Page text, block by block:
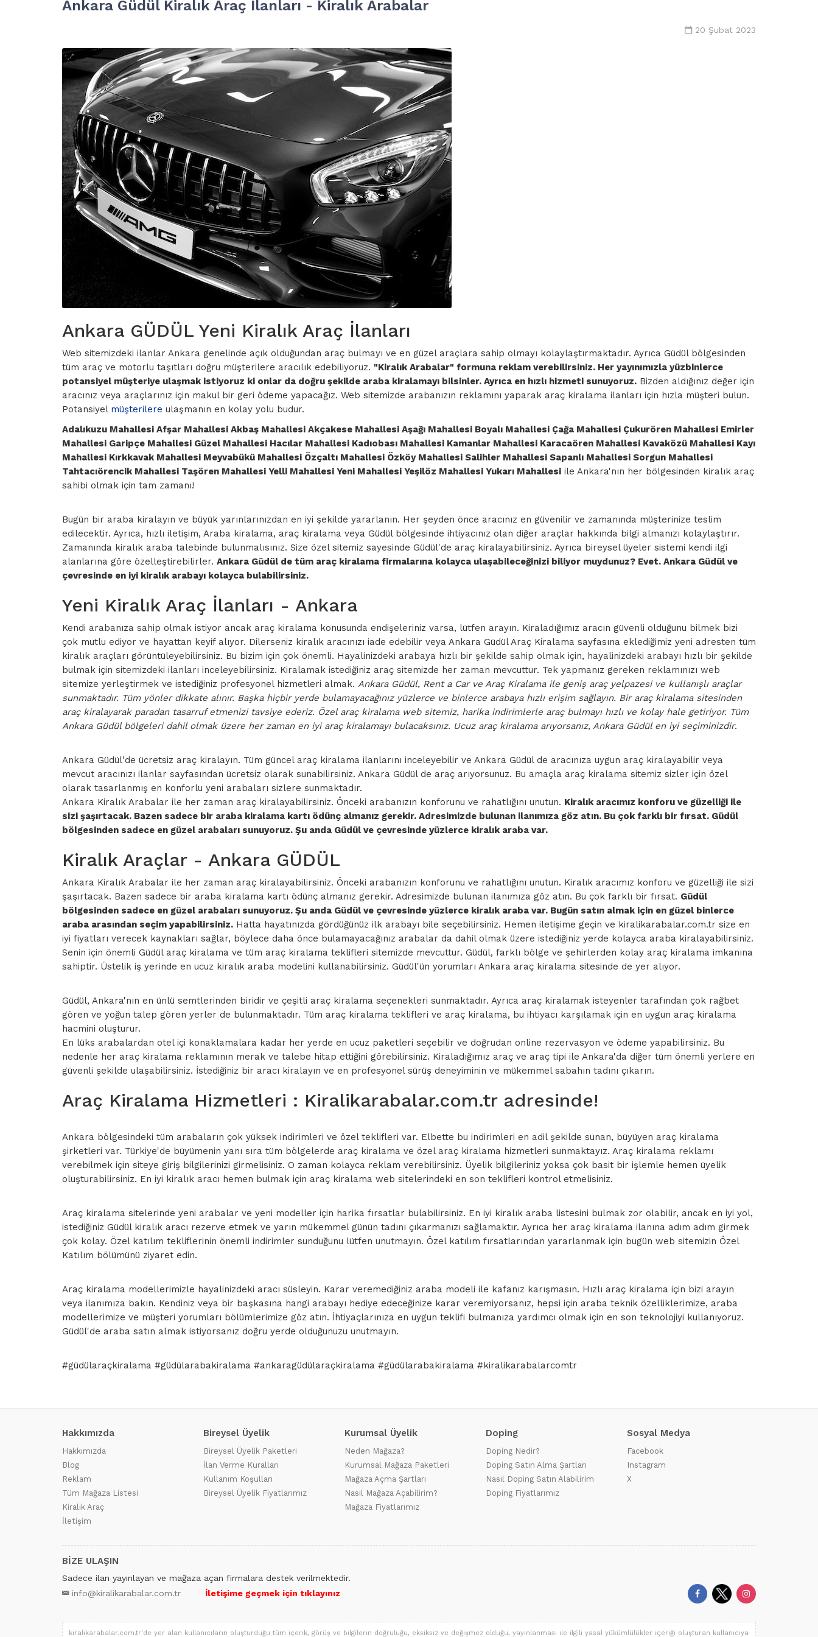
Ankara Güdül Kiralık Araç İlanları - Kiralık Arabalar
20 Şubat 2023
Ankara GÜDÜL Yeni Kiralık Araç İlanları
Web sitemizdeki ilanlar Ankara genelinde açık olduğundan araç bulmayı ve en güzel araçlara sahip olmayı kolaylaştırmaktadır. Ayrıca Güdül bölgesinden
tüm araç ve motorlu taşıtları doğru müşterilere aracılık edebiliyoruz. "Kiralık Arabalar" formuna reklam verebilirsiniz. Her yayınımızla yüzbinlerce
potansiyel müşteriye ulaşmak istiyoruz ki onlar da doğru şekilde araba kiralamayı bilsinler. Ayrıca en hızlı hizmeti sunuyoruz. Bizden aldığınız değer için
aracınız veya araçlarınız için makul bir geri ödeme yapacağız. Web sitemizde arabanızın reklamını yaparak araç kiralama ilanları için hızla müşteri bulun.
Potansiyel müşterilere ulaşmanın en kolay yolu budur.
Adalıkuzu Mahallesi Afşar Mahallesi Akbaş Mahallesi Akçakese Mahallesi Aşağı Mahallesi Boyalı Mahallesi Çağa Mahallesi Çukurören Mahallesi Emirler
Mahallesi Garipçe Mahallesi Güzel Mahallesi Hacılar Mahallesi Kadıobası Mahallesi Kamanlar Mahallesi Karacaören Mahallesi Kavaközü Mahallesi Kayı
Mahallesi Kırkkavak Mahallesi Meyvabükü Mahallesi Özçaltı Mahallesi Özköy Mahallesi Salihler Mahallesi Sapanlı Mahallesi Sorgun Mahallesi
Tahtacıörencik Mahallesi Taşören Mahallesi Yelli Mahallesi Yeni Mahallesi Yeşilöz Mahallesi Yukarı Mahallesi ile Ankara'nın her bölgesinden kiralık araç
sahibi olmak için tam zamanı!
Bugün bir araba kiralayın ve büyük yarınlarınızdan en iyi şekilde yararlanın. Her şeyden önce aracınız en güvenilir ve zamanında müşterinize teslim
edilecektir. Ayrıca, hızlı iletişim, Araba kiralama, araç kiralama veya Güdül bölgesinde ihtiyacınız olan diğer araçlar hakkında bilgi almanızı kolaylaştırır.
Zamanında kiralık araba talebinde bulunmalısınız. Size özel sitemiz sayesinde Güdül'de araç kiralayabilirsiniz. Ayrıca bireysel üyeler sistemi kendi ilgi
alanlarına göre özelleştirebilirler. Ankara Güdül de tüm araç kiralama firmalarına kolayca ulaşabileceğinizi biliyor muydunuz? Evet. Ankara Güdül ve
çevresinde en iyi kiralık arabayı kolayca bulabilirsiniz.
Yeni Kiralık Araç İlanları - Ankara
Kendi arabanıza sahip olmak istiyor ancak araç kiralama konusunda endişeleriniz varsa, lütfen arayın. Kiraladığımız aracın güvenli olduğunu bilmek bizi
çok mutlu ediyor ve hayattan keyif alıyor. Dilerseniz kiralık aracınızı iade edebilir veya Ankara Güdül Araç Kiralama sayfasına eklediğimiz yeni adresten tüm
kiralık araçları görüntüleyebilirsiniz. Bu bizim için çok önemli. Hayalinizdeki arabaya hızlı bir şekilde sahip olmak için, hayalinizdeki arabayı hızlı bir şekilde
bulmak için sitemizdeki ilanları inceleyebilirsiniz. Kiralamak istediğiniz araç sitemizde her zaman mevcuttur. Tek yapmanız gereken reklamınızı web
sitemize yerleştirmek ve istediğiniz profesyonel hizmetleri almak. Ankara Güdül, Rent a Car ve Araç Kiralama ile geniş araç yelpazesi ve kullanışlı araçlar
sunmaktadır. Tüm yönler dikkate alınır. Başka hiçbir yerde bulamayacağınız yüzlerce ve binlerce arabaya hızlı erişim sağlayın. Bir araç kiralama sitesinden
araç kiralayarak paradan tasarruf etmenizi tavsiye ederiz. Özel araç kiralama web sitemiz, harika indirimlerle araç bulmayı hızlı ve kolay hale getiriyor. Tüm
Ankara Güdül bölgeleri dahil olmak üzere her zaman en iyi araç kiralamayı bulacaksınız. Ucuz araç kiralama arıyorsanız, Ankara Güdül en iyi seçiminizdir.
Ankara Güdül'de ücretsiz araç kiralayın. Tüm güncel araç kiralama ilanlarını inceleyebilir ve Ankara Güdül de aracınıza uygun araç kiralayabilir veya
mevcut aracınızı ilanlar sayfasından ücretsiz olarak sunabilirsiniz. Ankara Güdül de araç arıyorsunuz. Bu amaçla araç kiralama sitemiz sizler için özel
olarak tasarlanmış en konforlu yeni arabaları sizlere sunmaktadır.
Ankara Kiralık Arabalar ile her zaman araç kiralayabilirsiniz. Önceki arabanızın konforunu ve rahatlığını unutun. Kiralık aracımız konforu ve güzelliği ile
sizi şaşırtacak. Bazen sadece bir araba kiralama kartı ödünç almanız gerekir. Adresimizde bulunan ilanımıza göz atın. Bu çok farklı bir fırsat. Güdül
bölgesinden sadece en güzel arabaları sunuyoruz. Şu anda Güdül ve çevresinde yüzlerce kiralık araba var.
Kiralık Araçlar - Ankara GÜDÜL
Ankara Kiralık Arabalar ile her zaman araç kiralayabilirsiniz. Önceki arabanızın konforunu ve rahatlığını unutun. Kiralık aracımız konforu ve güzelliği ile sizi
şaşırtacak. Bazen sadece bir araba kiralama kartı ödünç almanız gerekir. Adresimizde bulunan ilanımıza göz atın. Bu çok farklı bir fırsat. Güdül
bölgesinden sadece en güzel arabaları sunuyoruz. Şu anda Güdül ve çevresinde yüzlerce kiralık araba var. Bugün satın almak için en güzel binlerce
araba arasından seçim yapabilirsiniz. Hatta hayatınızda gördüğünüz ilk arabayı bile seçebilirsiniz. Hemen iletişime geçin ve kiralikarabalar.com.tr size en
iyi fiyatları verecek kaynakları sağlar, böylece daha önce bulamayacağınız arabalar da dahil olmak üzere istediğiniz yerde kolayca araba kiralayabilirsiniz.
Senin için önemli Güdül araç kiralama ve tüm araç kiralama teklifleri sitemizde mevcuttur. Güdül, farklı bölge ve şehirlerden kolay araç kiralama imkanına
sahiptir. Üstelik iş yerinde en ucuz kiralık araba modelini kullanabilirsiniz. Güdül'ün yorumları Ankara araç kiralama sitesinde de yer alıyor.
Güdül, Ankara'nın en ünlü semtlerinden biridir ve çeşitli araç kiralama seçenekleri sunmaktadır. Ayrıca araç kiralamak isteyenler tarafından çok rağbet
gören ve yoğun talep gören yerler de bulunmaktadır. Tüm araç kiralama teklifleri ve araç kiralama, bu ihtiyacı karşılamak için en uygun araç kiralama
hacmini oluşturur.
En lüks arabalardan otel içi konaklamalara kadar her yerde en ucuz paketleri seçebilir ve doğrudan online rezervasyon ve ödeme yapabilirsiniz. Bu
nedenle her araç kiralama reklamının merak ve talebe hitap ettiğini görebilirsiniz. Kiraladığımız araç ve araç tipi ile Ankara'da diğer tüm önemli yerlere en
güvenli şekilde ulaşabilirsiniz. İstediğiniz bir aracı kiralayın ve en profesyonel sürüş deneyiminin ve mükemmel sabahın tadını çıkarın.
Araç Kiralama Hizmetleri : Kiralikarabalar.com.tr adresinde!
Ankara bölgesindeki tüm arabaların çok yüksek indirimleri ve özel teklifleri var. Elbette bu indirimleri en adil şekilde sunan, büyüyen araç kiralama
şirketleri var. Türkiye'de büyümenin yanı sıra tüm bölgelerde araç kiralama ve özel araç kiralama hizmetleri sunmaktayız. Araç kiralama reklamı
verebilmek için siteye giriş bilgilerinizi girmelisiniz. O zaman kolayca reklam verebilirsiniz. Üyelik bilgileriniz yoksa çok basit bir işlemle hemen üyelik
oluşturabilirsiniz. En iyi kiralık aracı hemen bulmak için araç kiralama web sitelerindeki en son teklifleri kontrol etmelisiniz.
Araç kiralama sitelerinde yeni arabalar ve yeni modeller için harika fırsatlar bulabilirsiniz. En iyi kiralık araba listesini bulmak zor olabilir, ancak en iyi yol,
istediğiniz Güdül kiralık aracı rezerve etmek ve yarın mükemmel günün tadını çıkarmanızı sağlamaktır. Ayrıca her araç kiralama ilanına adım adım girmek
çok kolay. Özel katılım tekliflerinin önemli indirimler sunduğunu lütfen unutmayın. Özel katılım fırsatlarından yararlanmak için bugün web sitemizin Özel
Katılım bölümünü ziyaret edin.
Araç kiralama modellerimizle hayalinizdeki aracı süsleyin. Karar veremediğiniz araba modeli ile kafanız karışmasın. Hızlı araç kiralama için bizi arayın
veya ilanımıza bakın. Kendiniz veya bir başkasına hangi arabayı hediye edeceğinize karar veremiyorsanız, hepsi için araba teknik özelliklerimize, araba
modellerimize ve müşteri yorumları bölümlerimize göz atın. İhtiyaçlarınıza en uygun teklifi bulmanıza yardımcı olmak için en son teknolojiyi kullanıyoruz.
Güdül'de araba satın almak istiyorsanız doğru yerde olduğunuzu unutmayın.
#güdülaraçkiralama #güdülarabakiralama #ankaragüdülaraçkiralama #güdülarabakiralama #kiralikarabalarcomtr
Hakkımızda
Hakkımızda
Blog
Reklam
Tüm Mağaza Listesi
Kiralık Araç
İletişim
Bireysel Üyelik
Bireysel Üyelik Paketleri
İlan Verme Kuralları
Kullanım Koşulları
Bireysel Üyelik Fiyatlarımız
Kurumsal Üyelik
Neden Mağaza?
Kurumsal Mağaza Paketleri
Mağaza Açma Şartları
Nasıl Mağaza Açabilirim?
Mağaza Fiyatlarımız
Doping
Doping Nedir?
Doping Satın Alma Şartları
Nasıl Doping Satın Alabilirim
Doping Fiyatlarımız
Sosyal Medya
Facebook
Instagram
X
BİZE ULAŞIN
Sadece ilan yayınlayan ve mağaza açan firmalara destek verilmektedir.
info@kiralikarabalar.com.tr
İletişime geçmek için tıklayınız
kiralikarabalar.com.tr'de yer alan kullanıcıların oluşturduğu tüm içerik, görüş ve bilgilerin doğruluğu, eksiksiz ve değişmez olduğu, yayınlanması ile ilgili yasal yükümlülükler içeriği oluşturan kullanıcıya